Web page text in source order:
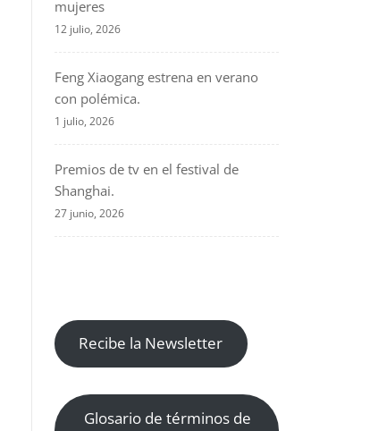
mujeres
12 julio, 2026
Feng Xiaogang estrena en verano
con polémica.
1 julio, 2026
Premios de tv en el festival de
Shanghai.
27 junio, 2026
Recibe la Newsletter
Glosario de términos de